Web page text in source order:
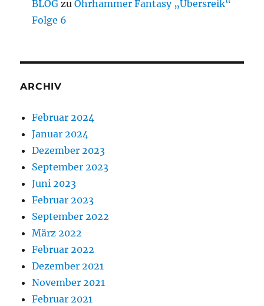
BLOG zuOhrhammer Fantasy „Übersreik“
Folge 6
ARCHIV
Februar 2024
Januar 2024
Dezember 2023
September 2023
Juni 2023
Februar 2023
September 2022
März 2022
Februar 2022
Dezember 2021
November 2021
Februar 2021